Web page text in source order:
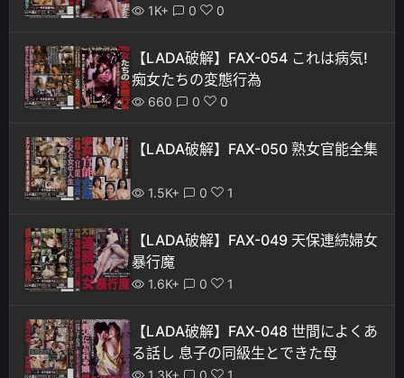
1K+ 0 0
【LADA破解】FAX-054 これは病気!
痴女たちの変態行為
660 0 0
【LADA破解】FAX-050 熟女官能全集
1.5K+ 0 1
【LADA破解】FAX-049 天保連続婦女
暴行魔
1.6K+ 0 1
【LADA破解】FAX-048 世間によくあ
る話し 息子の同級生とできた母
1.3K+ 0 1